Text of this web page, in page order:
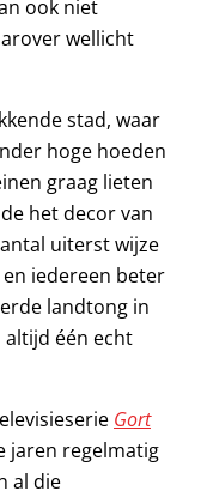
ook niet
wellicht
stad, waar
hoge hoeden
graag lieten
het decor van
uiterst wijze
iedereen beter
landtong in
altijd één echt
Gort
jaren regelmatig
al die